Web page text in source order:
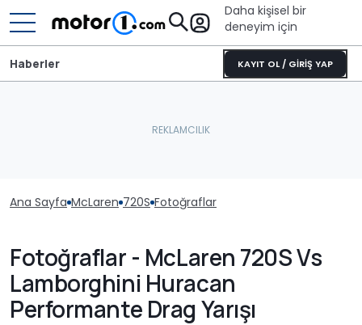
Daha kişisel bir
deneyim için
KAYIT OL / GİRİŞ YAP
Haberler
Ana Sayfa McLaren 720S Fotoğraflar
Fotoğraflar - McLaren 720S Vs
Lamborghini Huracan
Performante Drag Yarışı